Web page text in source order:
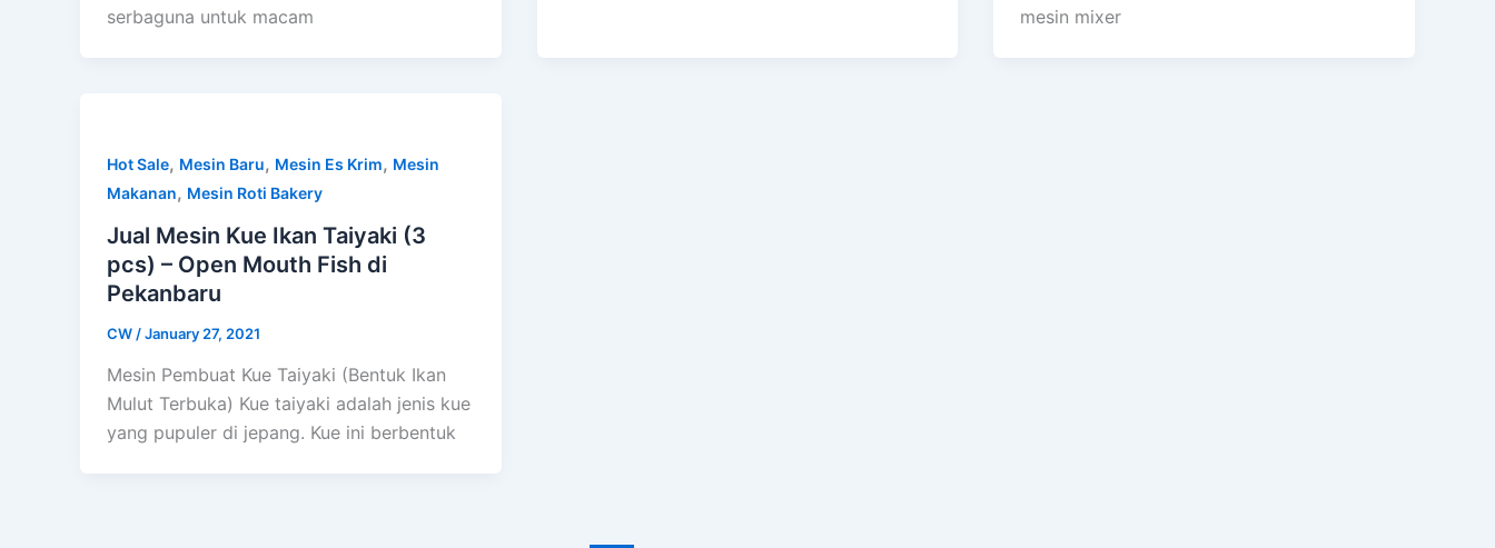
serbaguna untuk macam
mesin mixer
Hot Sale, Mesin Baru, Mesin Es Krim, Mesin
Makanan, Mesin Roti Bakery
Jual Mesin Kue Ikan Taiyaki (3
pcs) – Open Mouth Fish di
Pekanbaru
CW /January 27, 2021
Mesin Pembuat Kue Taiyaki (Bentuk Ikan
Mulut Terbuka) Kue taiyaki adalah jenis kue
yang pupuler di jepang. Kue ini berbentuk